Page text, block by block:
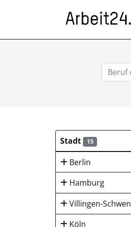
Stadt 15
Berlin
Hamburg
Villingen-
Köln